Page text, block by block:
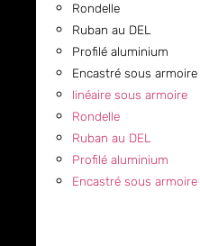
Rondelle
Ruban au DEL
Profilé aluminium
Encastré sous armoire
linéaire sous armoire
Rondelle
Ruban au DEL
Profilé aluminium
Encastré sous armoire